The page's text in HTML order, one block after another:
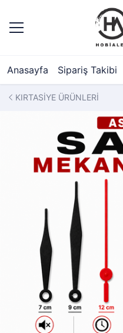
Anasayfa Sipariş Takibi
KIRTASİYE ÜRÜNLERİ